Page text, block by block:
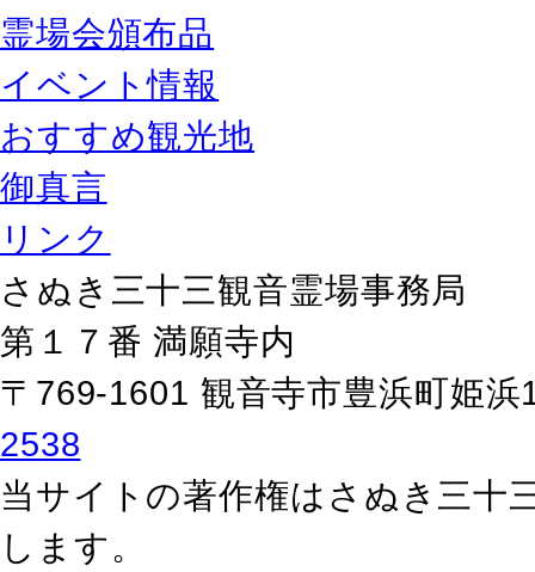
霊場会頒布品
イベント情報
おすすめ観光地
御真言
リンク
さぬき三十三観音霊場事務局
第１７番 満願寺内
〒769-1601 観音寺市豊浜町姫
2538
当サイトの著作権はさぬき三十
します。